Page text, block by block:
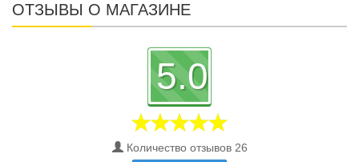
ОТЗЫВЫ О МАГАЗИНЕ
5.0
Количество отзывов 26